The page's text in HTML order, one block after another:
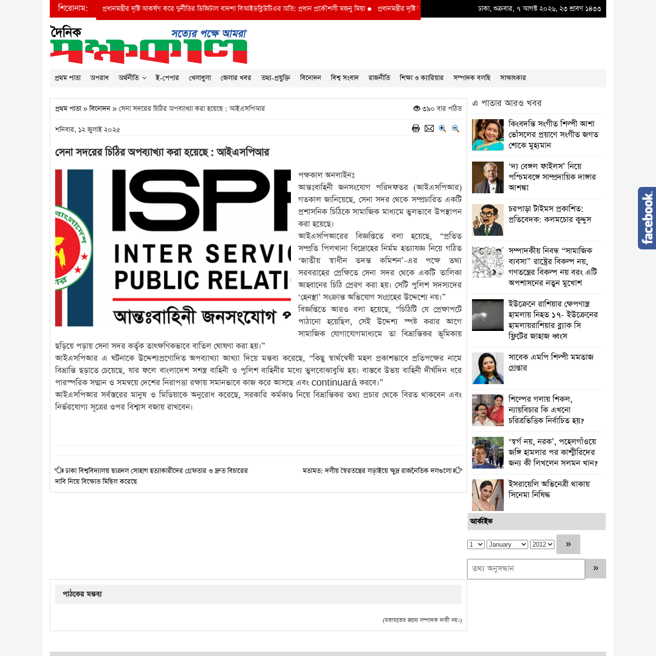
শিরোনাম:
●প্রধানমন্ত্রীর দৃষ্টি আকর্ষণ করে দুর্নীতির ডিজিটাল বাদশা বিআইডব্লিউটিএর অতি: প্রধান প্রকৌশলী মজনু মিয়া●প্রধানমন্ত্রীর দৃষ্টি আকর্ষণ বি আই ডব্লুভিইউ-তে দুর্নীতির বাদশ অতিরিক্ত প্রধান প্রকৌশলী বাদশা মিয়ার কূকৃতি থামাতে হবে
ঢাকা, শুক্রবার, ৭ আগস্ট ২০২৬, ২৩ শ্রাবণ ১৪৩৩
প্রথম পাতা অপরাধ অর্থনীতি ই-পেপার খেলাধুলা জেলার খবর তথ্য-প্রযুক্তি বিনোদন বিশ্ব সংবাদ রাজনীতি শিক্ষা ও ক্যারিয়ার সম্পাদক বলছি সাক্ষাৎকার
প্রথম পাতা»বিনোদন » সেনা সদরের চিঠির অপব্যাখ্যা করা হয়েছে : আইএসপিআর ৩৯০ বার পঠিত
শনিবার, ১২ জুলাই ২০২৫
সেনা সদরের চিঠির অপব্যাখ্যা করা হয়েছে : আইএসপিআর
পক্ষকাল অনলাইনঃ
আন্তঃবাহিনী জনসংযোগ পরিদফতর (আইএসপিআর)
গতকাল জানিয়েছে, সেনা সদর থেকে সম্প্রচারিত একটি
প্রশাসনিক চিঠিকে সামাজিক মাধ্যমে ভুলভাবে উপস্থাপন
করা হয়েছে।
আইএসপিআরের বিজ্ঞপ্তিতে বলা হয়েছে, “প্রতি‌ত
সম্প্রতি পিলখানা বিদ্রোহের নির্মম হত্যাযজ্ঞ নিয়ে গঠিত
‘জাতীয় স্বাধীন তদন্ত কমিশন’-এর পক্ষে তথ্য
সরবরাহের প্রেক্ষিতে সেনা সদর থেকে একটি তালিকা
আহ্বানের চিঠি প্রেরণ করা হয়। সেটি পুলিশ সদস্যদের
‘হেনস্থা’ সংক্রান্ত অভিযোগ সংগ্রহের উদ্দেশ্যে নয়।”
বিজ্ঞপ্তিতে আরও বলা হয়েছে, “চিঠিটি যে প্রেক্ষাপটে
পাঠানো হয়েছিল, সেই উদ্দেশ্য স্পষ্ট করার আগে
সামাজিক যোগাযোগমাধ্যমে তা বিভ্রান্তিকর ভূমিকায়
ছড়িয়ে পড়ায় সেনা সদর কর্তৃক তাৎক্ষণিকভাবে বাতিল ঘোষণা করা হয়।”
আইএসপিআর এ ঘটনাকে উদ্দেশ্যপ্রণোদিত অপব্যাখ্যা আখ্যা দিয়ে মন্তব্য করেছে, “কিছু স্বার্থন্বেষী মহল প্রকাশভাবে প্রতিপক্ষের নামে
বিভ্রান্তি ছড়াতে চেয়েছে, যার ফলে বাংলাদেশ সশস্ত্র বাহিনী ও পুলিশ বাহিনীর মধ্যে ভুলবোঝাবুঝি হয়। বাস্তবে উভয় বাহিনী দীর্ঘদিন ধরে
পারস্পরিক সম্মান ও সমন্বয়ে দেশের নিরাপত্তা রক্ষায় সমানভাবে কাজ করে আসছে এবং continuará করবে।”
আইএসপিআর সর্বস্তরের মানুষ ও মিডিয়াকে অনুরোধ করেছে, সরকারি কর্মকাণ্ড নিয়ে বিভ্রান্তিকর তথ্য প্রচার থেকে বিরত থাকবেন এবং
নির্ভরযোগ্য সূত্রের ওপর বিশ্বাস বজায় রাখবেন।
ঢাকা বিশ্ববিদ্যালয় ছাত্রদল সোহাগ হত্যাকারীদের গ্রেফতার ও দ্রুত বিচারের
দাবি নিয়ে বিক্ষোভ মিছিল করেছে
মতামত: দলীয় স্বৈরতন্ত্রের লড়াইয়ে ক্ষুদ্র রাজনৈতিক দলগুলো
এ পাতার আরও খবর
কিংবদন্তি সংগীত শিল্পী আশা
ভোঁসলের প্রয়াণে সংগীত জগত
শোকে মুহ্যমান
‘দ্য বেঙ্গল ফাইলস’ নিয়ে
পশ্চিমবঙ্গে সাম্প্রদায়িক দাঙ্গার
আশঙ্কা
চরপাড়া টাইমস প্রকাশিত:
প্রতিবেদক: কলমচোর কুদ্দুস
সম্পাদকীয় নিবন্ধ “সামাজিক
ব্যবসা” রাষ্ট্রের বিকল্প নয়,
গণতন্ত্রের বিকল্প নয় বরং এটি
অপশাসনের নতুন মুখোশ
ইউক্রেনে রাশিয়ার ক্ষেপণাস্ত্র
হামলায় নিহত ১৭- ইউক্রেনের
হামলায়রাশিয়ার ব্ল্যাক সি
ফ্লিটের জাহাজ ধ্বংস
সাবেক এমপি শিল্পী মমতাজ
গ্রেপ্তার
শিল্পের গলায় শিকল,
ন্যায়বিচার কি এখনো
চরিত্রভিত্তিক নির্বাচিত হয়?
‘স্বর্গ নয়, নরক’, পহেলগাঁওয়ে
জঙ্গি হামলার পর কাশ্মীরিদের
জন্য কী লিখলেন সলমন খান?
ইসরায়েলি অভিনেত্রী থাকায়
সিনেমা নিষিদ্ধ
আর্কাইভ
পাঠকের মন্তব্য
(মতামতের জন্যে সম্পাদক দায়ী নয়।)